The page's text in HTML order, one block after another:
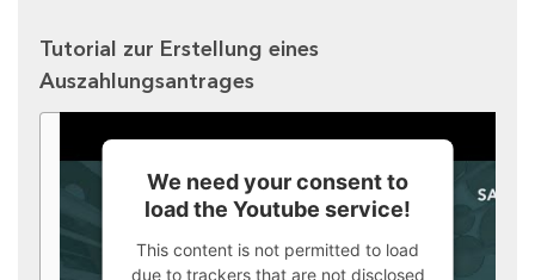
Tutorial zur Erstellung eines
Auszahlungsantrages
We need your consent to
load the Youtube service!
This content is not permitted to load
due to trackers that are not disclosed